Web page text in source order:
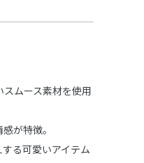
ムース素材を使用
が特徴。
る可愛いアイテム